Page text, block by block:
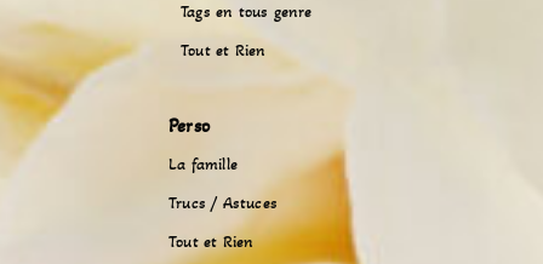
Tags en tous genre
Tout et Rien
Perso
La famille
Trucs / Astuces
Tout et Rien